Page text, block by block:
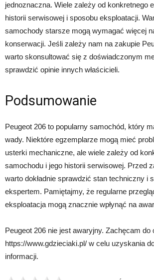
jednoznaczna. Wiele zależy od konkretnego
historii serwisowej i sposobu eksploatacji.
samochody starsze mogą wymagać więcej
konserwacji. Jeśli zależy nam na zakupie
warto skonsultować się z doświadczonym
sprawdzić opinie innych właścicieli.
Podsumowanie
Peugeot 206 to popularny samochód, który
wady. Niektóre egzemplarze mogą mieć
usterki mechaniczne, ale wiele zależy od
samochodu i jego historii serwisowej. Przed
warto dokładnie sprawdzić stan techniczny i
ekspertem. Pamiętajmy, że regularne
eksploatacja mogą znacznie wpłynąć na
Peugeot 206 nie jest awaryjny. Zachęcam do
https://www.gdzieciaki.pl/ w celu uzyskania
informacji.